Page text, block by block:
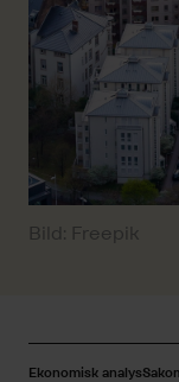
Bild: Freepik
Ekonomisk analys